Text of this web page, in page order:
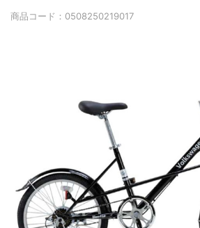
商品コード： 0508250219017